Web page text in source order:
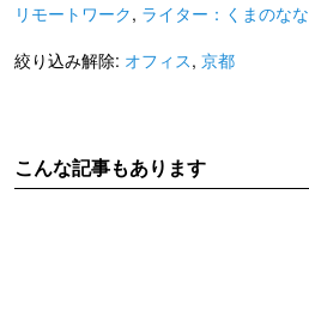
リモートワーク, ライター：くまのなな
絞り込み解除: オフィス, 京都
こんな記事もあります